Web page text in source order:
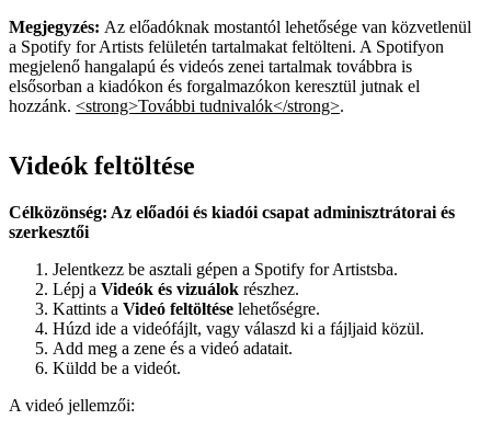
Megjegyzés: Az előadóknak mostantól lehetősége van közvetlenül
a Spotify for Artists felületén tartalmakat feltölteni. A Spotifyon
megjelenő hangalapú és videós zenei tartalmak továbbra is
elsősorban a kiadókon és forgalmazókon keresztül jutnak el
hozzánk. <strong>További tudnivalók</strong>.
Videók feltöltése
Célközönség: Az előadói és kiadói csapat adminisztrátorai és
szerkesztői
Jelentkezz be asztali gépen a Spotify for Artistsba.
Lépj a Videók és vizuálok részhez.
Kattints a Videó feltöltése lehetőségre.
Húzd ide a videófájlt, vagy válaszd ki a fájljaid közül.
Add meg a zene és a videó adatait.
Küldd be a videót.
A videó jellemzői: